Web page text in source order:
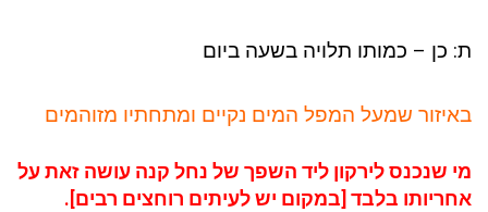
ת: כן – כמותו תלויה בשעה ביום
באיזור שמעל המפל המים נקיים ומתחתיו מזוהמים
מי שנכנס לירקון ליד השפך של נחל קנה עושה זאת על
אחריותו בלבד [במקום יש לעיתים רוחצים רבים].